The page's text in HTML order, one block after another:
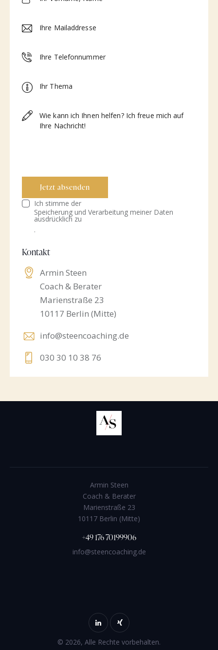
Ich stimme der
Speicherung und Verarbeitung meiner Daten
ausdrücklich zu
.
Kontakt
Armin Steen
Coach & Berater
Marienstraße 23
10117 Berlin (Mitte)
info@steencoaching.de
030 30 10 38 76
Armin Steen
Coach & Berater
Marienstraße 23
10117 Berlin (Mitte)
+49 176 70199906
info@steencoaching.de
© 2026, Alle Rechte vorbehalten.